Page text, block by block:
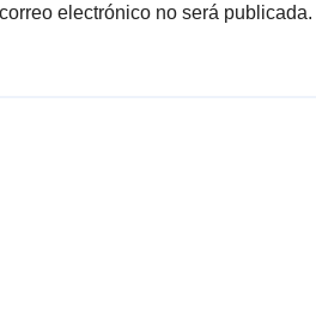
electrónico no será publicada.